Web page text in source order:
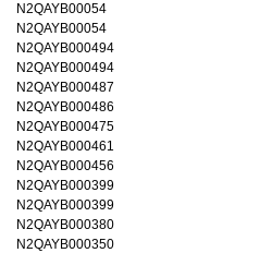
N2QAYB00054
N2QAYB00054
N2QAYB000494
N2QAYB000494
N2QAYB000487
N2QAYB000486
N2QAYB000475
N2QAYB000461
N2QAYB000456
N2QAYB000399
N2QAYB000399
N2QAYB000380
N2QAYB000350